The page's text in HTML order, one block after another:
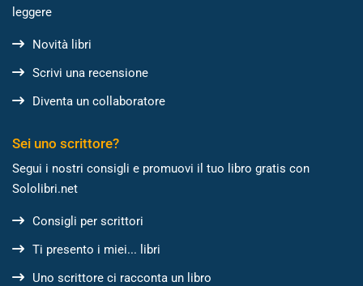
leggere
Novità libri
Scrivi una recensione
Diventa un collaboratore
Sei uno scrittore?
Segui i nostri consigli e promuovi il tuo libro gratis con
Sololibri.net
Consigli per scrittori
Ti presento i miei... libri
Uno scrittore ci racconta un libro